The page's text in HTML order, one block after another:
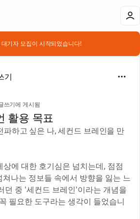
대기자 모집이 시작되었습니다!
기
쓰기에 게시됨
활용 목표
파하고 싶은 나, 세컨드 브레인을 만
에 대한 호기심은 넘치는데, 점점
나는 정보들 속에서 방향을 잃는 느
던 중 '세컨드 브레인'이라는 개념을
필요한 도구라는 생각이 들었습니